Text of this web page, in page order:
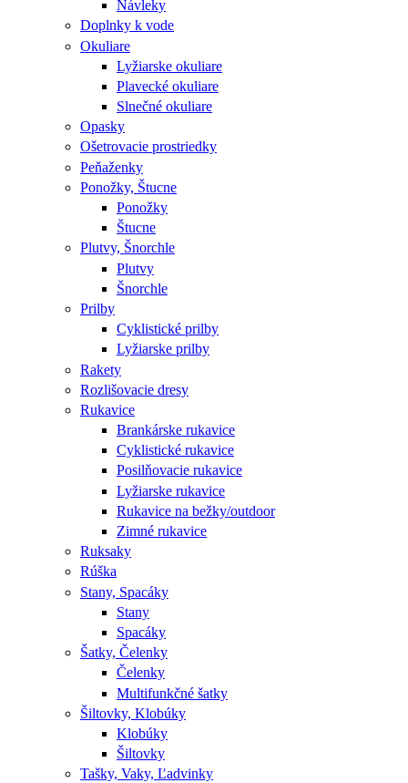
Návleky
Doplnky k vode
Okuliare
Lyžiarske okuliare
Plavecké okuliare
Slnečné okuliare
Opasky
Ošetrovacie prostriedky
Peňaženky
Ponožky, Štucne
Ponožky
Štucne
Plutvy, Šnorchle
Plutvy
Šnorchle
Prilby
Cyklistické prilby
Lyžiarske prilby
Rakety
Rozlišovacie dresy
Rukavice
Brankárske rukavice
Cyklistické rukavice
Posilňovacie rukavice
Lyžiarske rukavice
Rukavice na bežky/outdoor
Zimné rukavice
Ruksaky
Rúška
Stany, Spacáky
Stany
Spacáky
Šatky, Čelenky
Čelenky
Multifunkčné šatky
Šiltovky, Klobúky
Klobúky
Šiltovky
Tašky, Vaky, Ľadvinky